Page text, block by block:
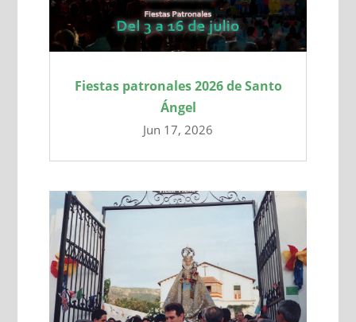
Fiestas patronales 2026 de Santo
Ángel
Jun 17, 2026